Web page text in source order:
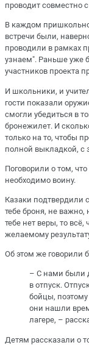
проводит
В каждом
встречи были,
проводили в рамках
узнаем". Раньше уже
участников проекта
И школьники, и
гости показали
смогли убедиться в
бронежилет. И
только на то, чтобы
полной выкладкой, с
Поговорили о том,
необходимо воину.
Казаки подтвердили
тебе броня, не
тебе нет веры, то
желаемому
Об этом же говорили
– С нами были
в отпуск.
бойцы, поэтому
они нашли
лагере, –
Детям рассказали о